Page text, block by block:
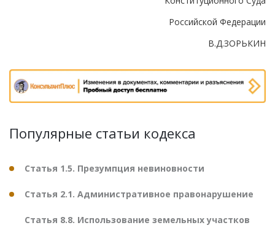
Российской Федерации
В.Д.ЗОРЬКИН
Популярные статьи кодекса
Статья 1.5. Презумпция невиновности
Статья 2.1. Административное правонарушение
Статья 8.8. Использование земельных участков